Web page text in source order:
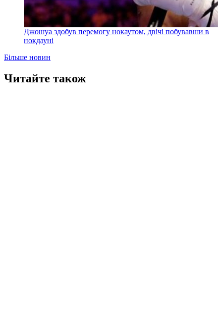
Джошуа здобув перемогу нокаутом, двічі побувавши в
нокдауні
Більше новин
Читайте також